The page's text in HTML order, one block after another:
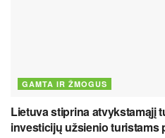
GAMTA IR ŽMOGUS
Lietuva stiprina atvykstamąjį
investicijų užsienio turistams